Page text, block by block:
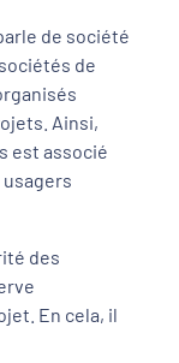
de société
de
Ainsi,
est associé
des
En cela, il